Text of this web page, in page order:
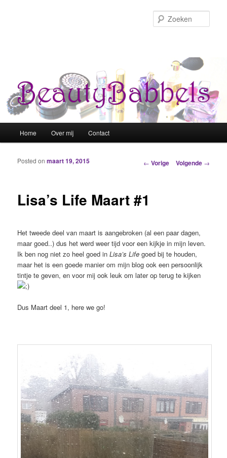
Spring naar de primaire inhoud
Spring naar de secundaire inhoud
Home Over mij Contact
Berichtnavigatie
← Vorige Volgende →
Lisa’s Life Maart #1
Posted onmaart 19, 2015
Het tweede deel van maart is aangebroken (al een paar dagen,
maar goed..) dus het werd weer tijd voor een kijkje in mijn leven.
Ik ben nog niet zo heel goed inLisa’s Life goed bij te houden,
maar het is een goede manier om mijn blog ook een persoonlijk
tintje te geven, en voor mij ook leuk om later op terug te kijken
Dus Maart deel 1, here we go!